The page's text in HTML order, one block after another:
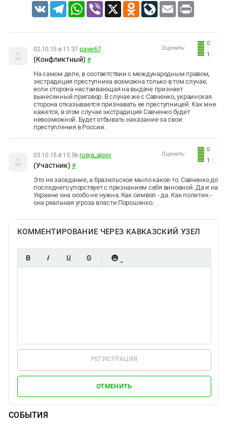
VK TelegramWhatsApp
Viber X Odnoklassniki
LiveJournal
Email Print
0
1
Оценить:
02.10.15 в 11:37 paver67
(Конфликтный) #
На самом деле, в соответствии с международным правом,
экстрадиция преступника возможна только в том случае,
если сторона настаивающая на выдаче признает
вынесенный приговор. В случае же с Савченко, украинская
сторона отказывается признавать ее преступницей. Как мне
кажется, в этом случае экстрадиция Савченко будет
невозможной. Будет отбывать наказание за свои
преступления в России.
0
1
Оценить:
03.10.15 в 15:56 rusya_aipov
(Участник) #
Это не заседание, а бразильское мыло какое-то. Савченко до
последнего упорствует с признанием себя виновной. Да и на
Украине она особо не нужна. Как символ - да. Как политик -
она реальная угроза власти Порошенко.
КОММЕНТИРОВАНИЕ ЧЕРЕЗ КАВКАЗСКИЙ УЗЕЛ
РЕГИСТРАЦИЯ
ОТМЕНИТЬ
СОБЫТИЯ